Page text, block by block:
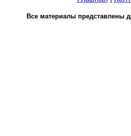
Все материалы представлены